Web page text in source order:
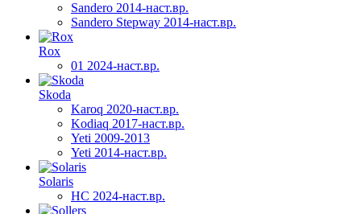
Sandero 2014-наст.вр.
Sandero Stepway 2014-наст.вр.
Rox
01 2024-наст.вр.
Skoda
Karoq 2020-наст.вр.
Kodiaq 2017-наст.вр.
Yeti 2009-2013
Yeti 2014-наст.вр.
Solaris
HC 2024-наст.вр.